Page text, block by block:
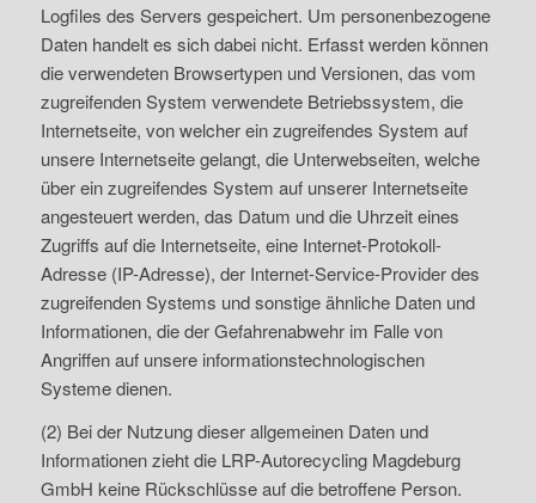
Logfiles des Servers gespeichert. Um personenbezogene
Daten handelt es sich dabei nicht. Erfasst werden können
die verwendeten Browsertypen und Versionen, das vom
zugreifenden System verwendete Betriebssystem, die
Internetseite, von welcher ein zugreifendes System auf
unsere Internetseite gelangt, die Unterwebseiten, welche
über ein zugreifendes System auf unserer Internetseite
angesteuert werden, das Datum und die Uhrzeit eines
Zugriffs auf die Internetseite, eine Internet-Protokoll-
Adresse (IP-Adresse), der Internet-Service-Provider des
zugreifenden Systems und sonstige ähnliche Daten und
Informationen, die der Gefahrenabwehr im Falle von
Angriffen auf unsere informationstechnologischen
Systeme dienen.
(2) Bei der Nutzung dieser allgemeinen Daten und
Informationen zieht die LRP-Autorecycling Magdeburg
GmbH keine Rückschlüsse auf die betroffene Person.